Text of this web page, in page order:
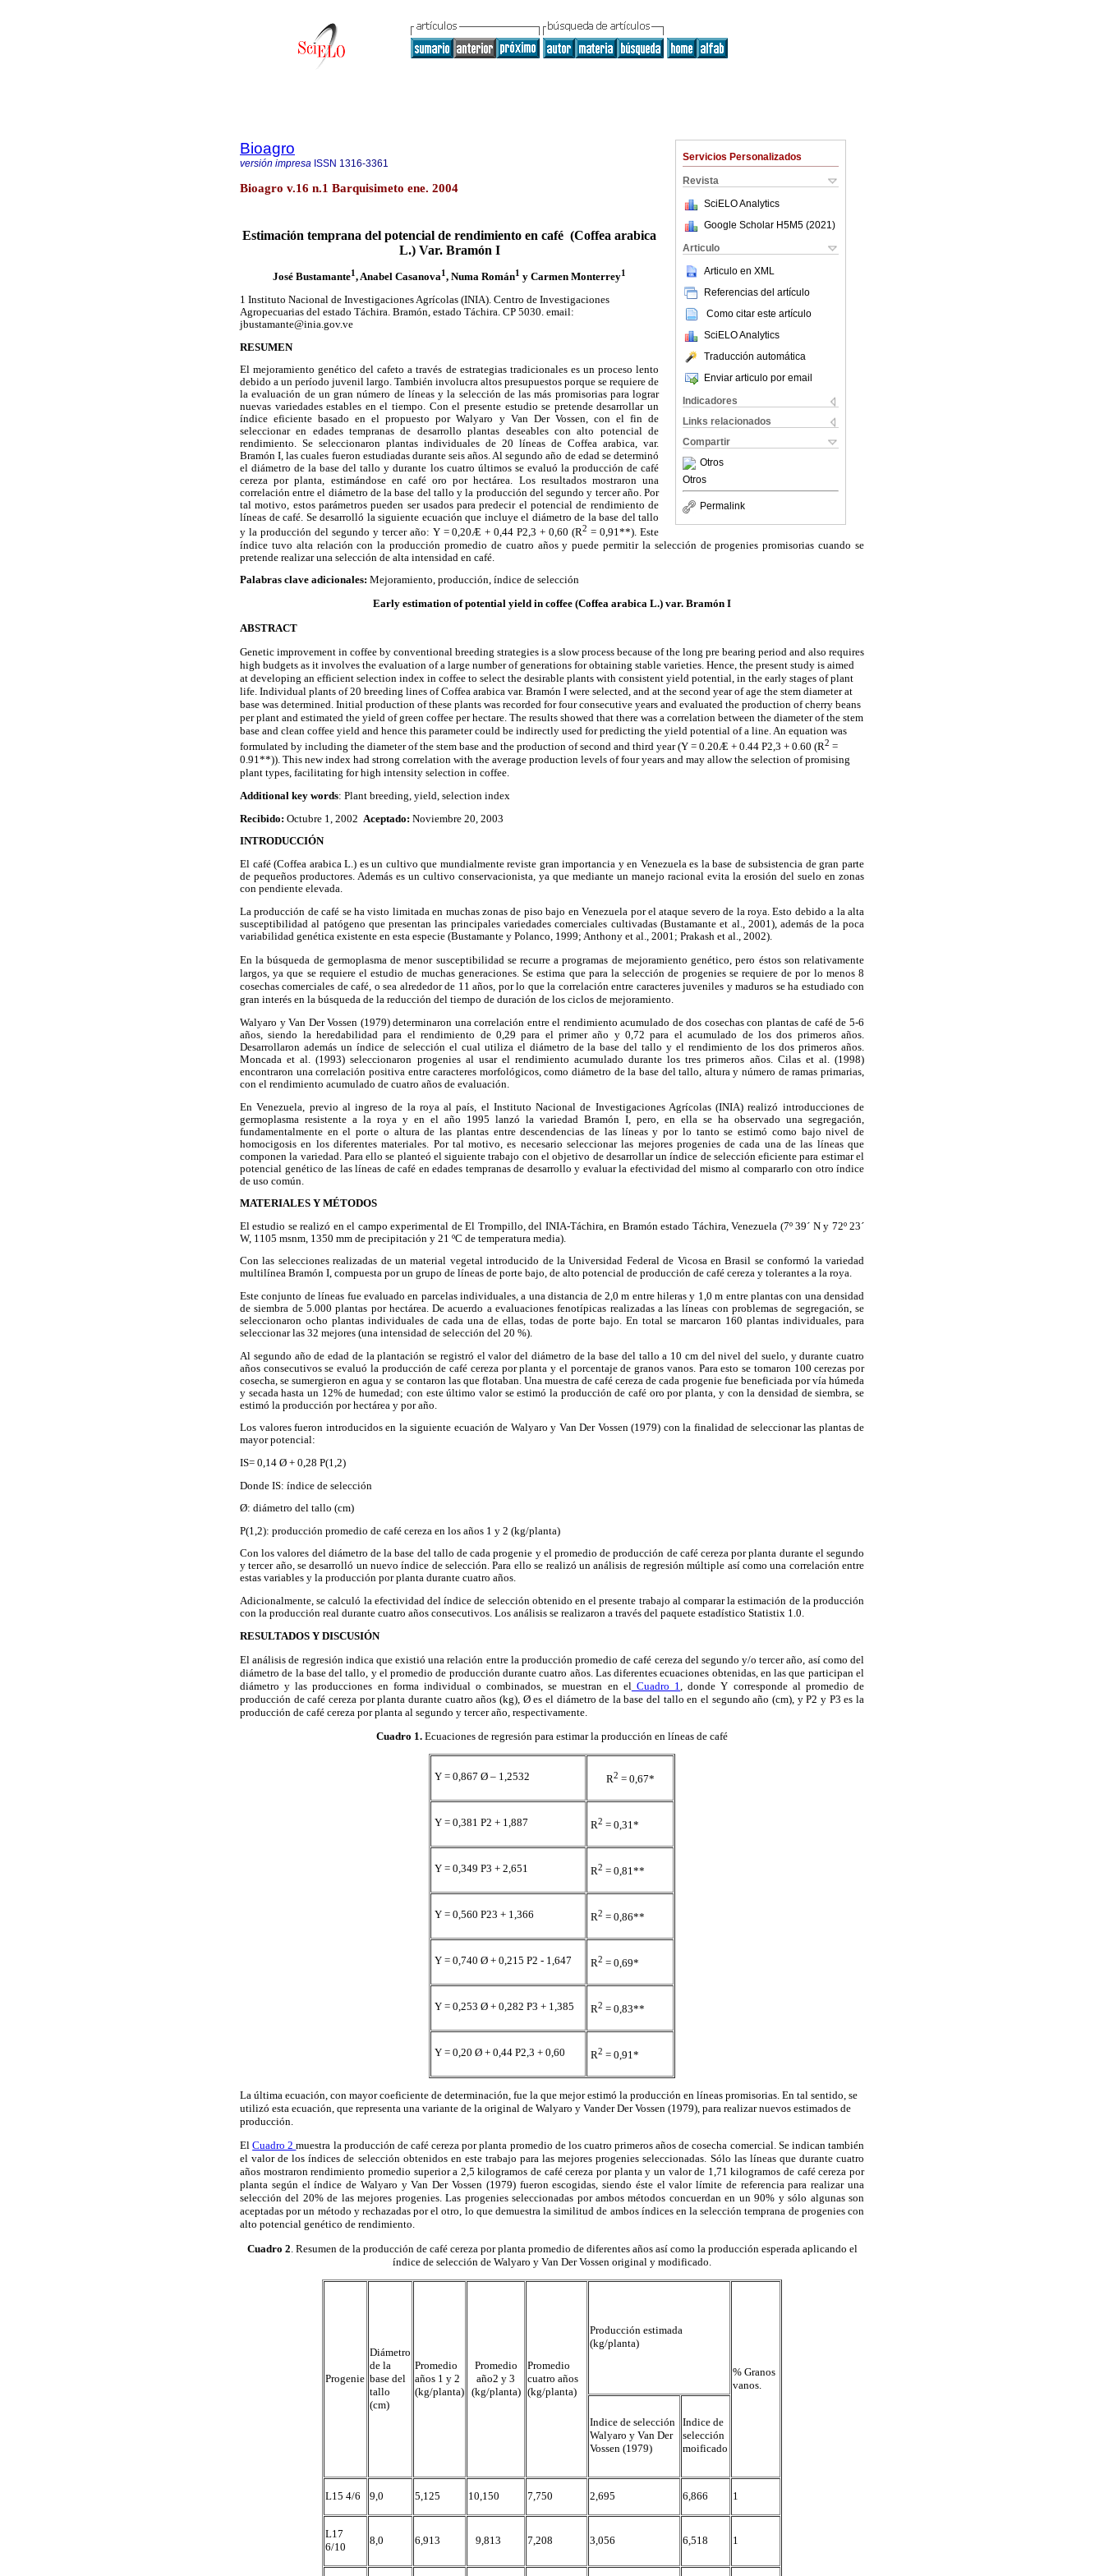
Servicios Personalizados
Revista
SciELO Analytics
Google Scholar H5M5 (2021 )
Articulo
Articulo en XML
Referencias del artículo
Como citar este artículo
SciELO Analytics
Traducción automática
Enviar articulo por email
Indicadores
Links relacionados
Compartir
Otros
Otros
Permalink
Bioagro
versión impresa ISSN 1316-3361
Bioagro v.16 n.1 Barquisimeto ene. 2004
Estimación temprana del potencial de rendimiento en café (Coffea arabica
L.) Var. Bramón I
José Bustamante1, Anabel Casanova1, Numa Román1 y Carmen Monterrey1
1 Instituto Nacional de Investigaciones Agrícolas (INIA). Centro de Investigaciones
Agropecuarias del estado Táchira. Bramón, estado Táchira. CP 5030. email:
jbustamante@inia.gov.ve
RESUMEN
El mejoramiento genético del cafeto a través de estrategias tradicionales es un proceso lento
debido a un período juvenil largo. También involucra altos presupuestos porque se requiere de
la evaluación de un gran número de líneas y la selección de las más promisorias para lograr
nuevas variedades estables en el tiempo. Con el presente estudio se pretende desarrollar un
índice eficiente basado en el propuesto por Walyaro y Van Der Vossen, con el fin de
seleccionar en edades tempranas de desarrollo plantas deseables con alto potencial de
rendimiento. Se seleccionaron plantas individuales de 20 líneas de Coffea arabica, var.
Bramón I, las cuales fueron estudiadas durante seis años. Al segundo año de edad se determinó
el diámetro de la base del tallo y durante los cuatro últimos se evaluó la producción de café
cereza por planta, estimándose en café oro por hectárea. Los resultados mostraron una
correlación entre el diámetro de la base del tallo y la producción del segundo y tercer año. Por
tal motivo, estos parámetros pueden ser usados para predecir el potencial de rendimiento de
líneas de café. Se desarrolló la siguiente ecuación que incluye el diámetro de la base del tallo
y la producción del segundo y tercer año: Y = 0,20Æ + 0,44 P2,3 + 0,60 (R2 = 0,91**). Este
índice tuvo alta relación con la producción promedio de cuatro años y puede permitir la selección de progenies promisorias cuando se
pretende realizar una selección de alta intensidad en café.
Palabras clave adicionales: Mejoramiento, producción, índice de selección
Early estimation of potential yield in coffee (Coffea arabica L.) var. Bramón I
ABSTRACT
Genetic improvement in coffee by conventional breeding strategies is a slow process because of the long pre bearing period and also requires
high budgets as it involves the evaluation of a large number of generations for obtaining stable varieties. Hence, the present study is aimed
at developing an efficient selection index in coffee to select the desirable plants with consistent yield potential, in the early stages of plant
life. Individual plants of 20 breeding lines of Coffea arabica var. Bramón I were selected, and at the second year of age the stem diameter at
base was determined. Initial production of these plants was recorded for four consecutive years and evaluated the production of cherry beans
per plant and estimated the yield of green coffee per hectare. The results showed that there was a correlation between the diameter of the stem
base and clean coffee yield and hence this parameter could be indirectly used for predicting the yield potential of a line. An equation was
formulated by including the diameter of the stem base and the production of second and third year (Y = 0.20Æ + 0.44 P2,3 + 0.60 (R2 =
0.91**)). This new index had strong correlation with the average production levels of four years and may allow the selection of promising
plant types, facilitating for high intensity selection in coffee.
Additional key words: Plant breeding, yield, selection index
Recibido: Octubre 1, 2002 Aceptado: Noviembre 20, 2003
INTRODUCCIÓN
El café (Coffea arabica L.) es un cultivo que mundialmente reviste gran importancia y en Venezuela es la base de subsistencia de gran parte
de pequeños productores. Además es un cultivo conservacionista, ya que mediante un manejo racional evita la erosión del suelo en zonas
con pendiente elevada.
La producción de café se ha visto limitada en muchas zonas de piso bajo en Venezuela por el ataque severo de la roya. Esto debido a la alta
susceptibilidad al patógeno que presentan las principales variedades comerciales cultivadas (Bustamante et al., 2001), además de la poca
variabilidad genética existente en esta especie (Bustamante y Polanco, 1999; Anthony et al., 2001; Prakash et al., 2002).
En la búsqueda de germoplasma de menor susceptibilidad se recurre a programas de mejoramiento genético, pero éstos son relativamente
largos, ya que se requiere el estudio de muchas generaciones. Se estima que para la selección de progenies se requiere de por lo menos 8
cosechas comerciales de café, o sea alrededor de 11 años, por lo que la correlación entre caracteres juveniles y maduros se ha estudiado con
gran interés en la búsqueda de la reducción del tiempo de duración de los ciclos de mejoramiento.
Walyaro y Van Der Vossen (1979) determinaron una correlación entre el rendimiento acumulado de dos cosechas con plantas de café de 5-6
años, siendo la heredabilidad para el rendimiento de 0,29 para el primer año y 0,72 para el acumulado de los dos primeros años.
Desarrollaron además un índice de selección el cual utiliza el diámetro de la base del tallo y el rendimiento de los dos primeros años.
Moncada et al. (1993) seleccionaron progenies al usar el rendimiento acumulado durante los tres primeros años. Cilas et al. (1998)
encontraron una correlación positiva entre caracteres morfológicos, como diámetro de la base del tallo, altura y número de ramas primarias,
con el rendimiento acumulado de cuatro años de evaluación.
En Venezuela, previo al ingreso de la roya al país, el Instituto Nacional de Investigaciones Agrícolas (INIA) realizó introducciones de
germoplasma resistente a la roya y en el año 1995 lanzó la variedad Bramón I, pero, en ella se ha observado una segregación,
fundamentalmente en el porte o altura de las plantas entre descendencias de las líneas y por lo tanto se estimó como bajo nivel de
homocigosis en los diferentes materiales. Por tal motivo, es necesario seleccionar las mejores progenies de cada una de las líneas que
componen la variedad. Para ello se planteó el siguiente trabajo con el objetivo de desarrollar un índice de selección eficiente para estimar el
potencial genético de las líneas de café en edades tempranas de desarrollo y evaluar la efectividad del mismo al compararlo con otro índice
de uso común.
MATERIALES Y MÉTODOS
El estudio se realizó en el campo experimental de El Trompillo, del INIA-Táchira, en Bramón estado Táchira, Venezuela (7º 39´ N y 72º 23´
W, 1105 msnm, 1350 mm de precipitación y 21 ºC de temperatura media).
Con las selecciones realizadas de un material vegetal introducido de la Universidad Federal de Vicosa en Brasil se conformó la variedad
multilínea Bramón I, compuesta por un grupo de líneas de porte bajo, de alto potencial de producción de café cereza y tolerantes a la roya.
Este conjunto de líneas fue evaluado en parcelas individuales, a una distancia de 2,0 m entre hileras y 1,0 m entre plantas con una densidad
de siembra de 5.000 plantas por hectárea. De acuerdo a evaluaciones fenotípicas realizadas a las líneas con problemas de segregación, se
seleccionaron ocho plantas individuales de cada una de ellas, todas de porte bajo. En total se marcaron 160 plantas individuales, para
seleccionar las 32 mejores (una intensidad de selección del 20 %).
Al segundo año de edad de la plantación se registró el valor del diámetro de la base del tallo a 10 cm del nivel del suelo, y durante cuatro
años consecutivos se evaluó la producción de café cereza por planta y el porcentaje de granos vanos. Para esto se tomaron 100 cerezas por
cosecha, se sumergieron en agua y se contaron las que flotaban. Una muestra de café cereza de cada progenie fue beneficiada por vía húmeda
y secada hasta un 12% de humedad; con este último valor se estimó la producción de café oro por planta, y con la densidad de siembra, se
estimó la producción por hectárea y por año.
Los valores fueron introducidos en la siguiente ecuación de Walyaro y Van Der Vossen (1979) con la finalidad de seleccionar las plantas de
mayor potencial:
IS= 0,14 Ø + 0,28 P(1,2)
Donde IS: índice de selección
Ø: diámetro del tallo (cm)
P(1,2): producción promedio de café cereza en los años 1 y 2 (kg/planta)
Con los valores del diámetro de la base del tallo de cada progenie y el promedio de producción de café cereza por planta durante el segundo
y tercer año, se desarrolló un nuevo índice de selección. Para ello se realizó un análisis de regresión múltiple así como una correlación entre
estas variables y la producción por planta durante cuatro años.
Adicionalmente, se calculó la efectividad del índice de selección obtenido en el presente trabajo al comparar la estimación de la producción
con la producción real durante cuatro años consecutivos. Los análisis se realizaron a través del paquete estadístico Statistix 1.0.
RESULTADOS Y DISCUSIÓN
El análisis de regresión indica que existió una relación entre la producción promedio de café cereza del segundo y/o tercer año, así como del
diámetro de la base del tallo, y el promedio de producción durante cuatro años. Las diferentes ecuaciones obtenidas, en las que participan el
diámetro y las producciones en forma individual o combinados, se muestran en el Cuadro 1
, donde Y corresponde al promedio de
producción de café cereza por planta durante cuatro años (kg), Ø es el diámetro de la base del tallo en el segundo año (cm), y P2 y P3 es la
producción de café cereza por planta al segundo y tercer año, respectivamente.
Cuadro 1. Ecuaciones de regresión para estimar la producción en líneas de café
Y = 0,867 Ø – 1,2532 R2 = 0,67*
Y = 0,381 P2 + 1,887 R2 = 0,31*
Y = 0,349 P3 + 2,651 R2 = 0,81**
Y = 0,560 P23 + 1,366 R2 = 0,86**
Y = 0,740 Ø + 0,215 P2 - 1,647 R2 = 0,69*
Y = 0,253 Ø + 0,282 P3 + 1,385 R2 = 0,83**
Y = 0,20 Ø + 0,44 P2,3 + 0,60 R2 = 0,91*
La última ecuación, con mayor coeficiente de determinación, fue la que mejor estimó la producción en líneas promisorias. En tal sentido, se
utilizó esta ecuación, que representa una variante de la original de Walyaro y Vander Der Vossen (1979), para realizar nuevos estimados de
producción.
ElCuadro 2muestra la producción de café cereza por planta promedio de los cuatro primeros años de cosecha comercial. Se indican también
el valor de los índices de selección obtenidos en este trabajo para las mejores progenies seleccionadas. Sólo las líneas que durante cuatro
años mostraron rendimiento promedio superior a 2,5 kilogramos de café cereza por planta y un valor de 1,71 kilogramos de café cereza por
planta según el índice de Walyaro y Van Der Vossen (1979) fueron escogidas, siendo éste el valor límite de referencia para realizar una
selección del 20% de las mejores progenies. Las progenies seleccionadas por ambos métodos concuerdan en un 90% y sólo algunas son
aceptadas por un método y rechazadas por el otro, lo que demuestra la similitud de ambos índices en la selección temprana de progenies con
alto potencial genético de rendimiento.
Cuadro 2 . Resumen de la producción de café cereza por planta promedio de diferentes años así como la producción esperada aplicando el
índice de selección de Walyaro y Van Der Vossen original y modificado.
Progenie
Diámetro
de la
base del
tallo
(cm)
Promedio
años 1 y 2
(kg/planta)
Promedio
año2 y 3
(kg/planta)
Promedio
cuatro años
(kg/planta)
Producción estimada
(kg/planta)
% Granos
vanos.
Indice de selección
Walyaro y Van Der
Vossen (1979)
Indice de
selección
moificado
L15 4/6 9,0 5,125 10,150 7,750 2,695 6,866 1
L17
6/10
8,0 6,913 9,813 7,208 3,056 6,518 1